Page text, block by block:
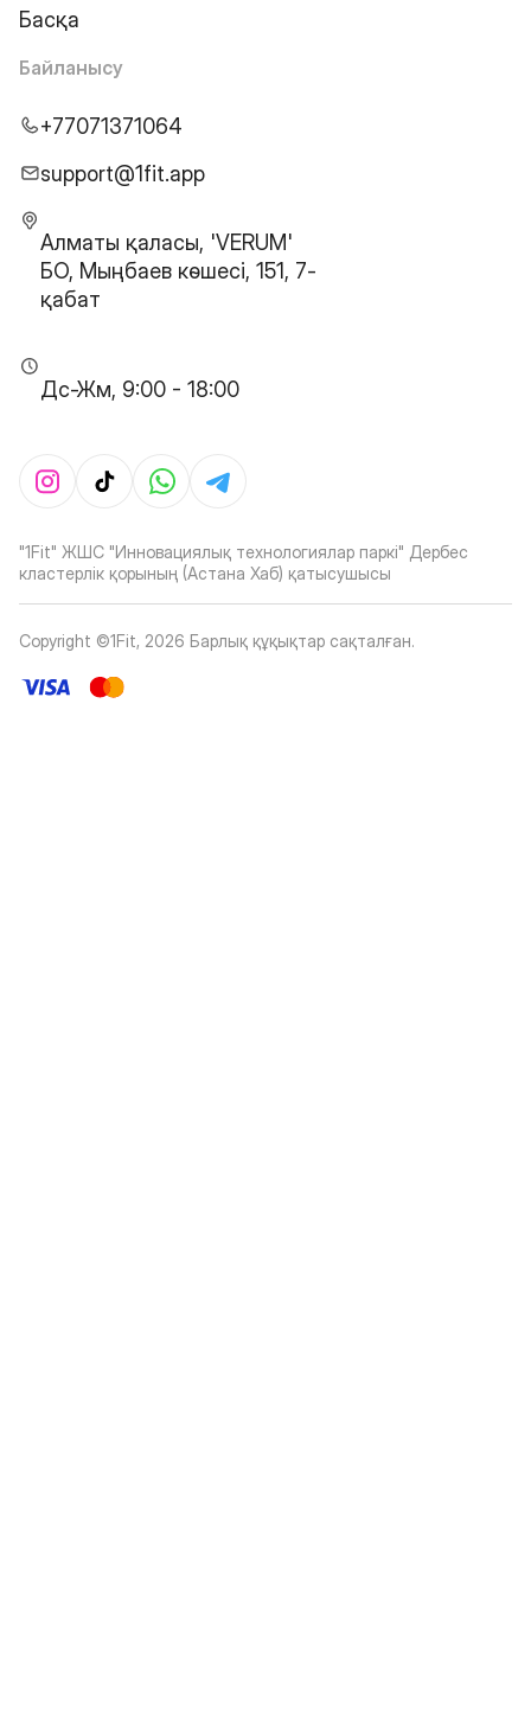
Басқа
Байланысу
+77071371064
support@1fit.app
Алматы қаласы, 'VERUM'
БО, Мыңбаев көшесі, 151, 7-
қабат
Дс-Жм, 9:00 - 18:00
"1Fit" ЖШС "Инновациялық технологиялар паркі" Дербес
кластерлік қорының (Астана Хаб) қатысушысы
Copyright ©1Fit, 2026 Барлық құқықтар сақталған.